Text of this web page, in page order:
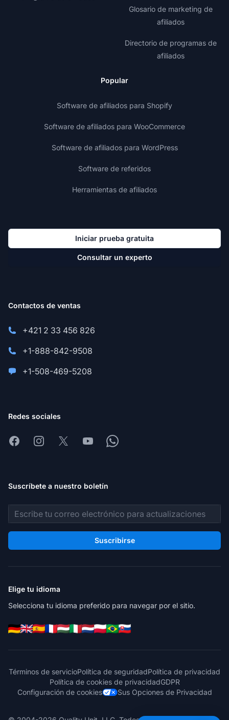
Glosario de marketing de
afiliados
Directorio de programas de
afiliados
Popular
Software de afiliados para Shopify
Software de afiliados para WooCommerce
Software de afiliados para WordPress
Software de referidos
Herramientas de afiliados
Iniciar prueba gratuita
Consultar un experto
Contactos de ventas
+421 2 33 456 826
+1-888-842-9508
+1-508-469-5208
Redes sociales
FacebookInstagram
X YoutubeWhatsapp
Suscríbete a nuestro boletín
Dirección de correo electrónico
Suscribirse
Elige tu idioma
Selecciona tu idioma preferido para navegar por el sitio.
Términos de servicioPolítica de seguridadPolítica de privacidad
Política de cookies de privacidadGDPR
Configuración de cookies
Sus Opciones de Privacidad